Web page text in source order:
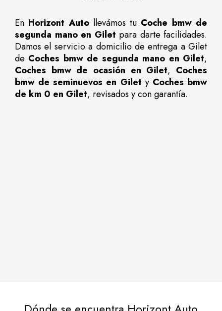
En Horizont Autollevámos tu Coche bmw de
segunda mano en Gilet para darte facilidades.
Damos el servicio a domicilio de entrega a Gilet
de Coches bmw de segunda mano en Gilet,
Coches bmw de ocasión en Gilet, Coches
bmw de seminuevos en Gilet y Coches bmw
de km 0 en Gilet, revisados y con garantía.